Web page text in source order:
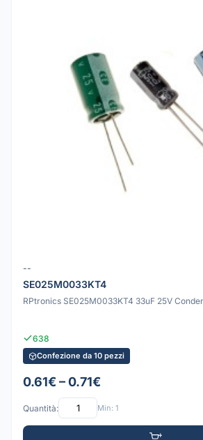
--
SE025M0033KT4
RPtronics SE025M0033KT4 33uF 25V
638
Confezione da 10 pezzi
0.61€ – 0.71€
Quantità: Min: 1